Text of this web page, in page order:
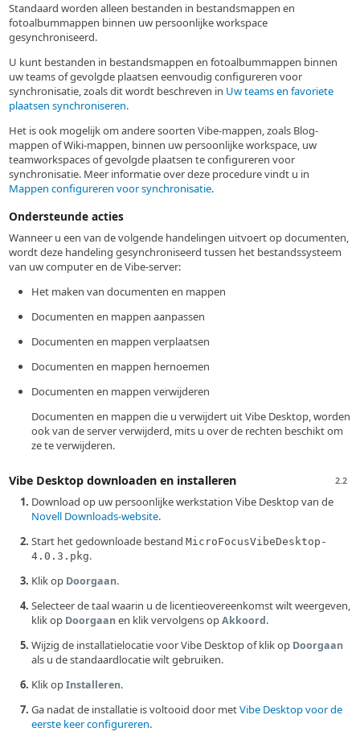
Standaard worden alleen bestanden in bestandsmappen en
fotoalbummappen binnen uw persoonlijke workspace
gesynchroniseerd.
U kunt bestanden in bestandsmappen en fotoalbummappen binnen
uw teams of gevolgde plaatsen eenvoudig configureren voor
synchronisatie, zoals dit wordt beschreven in Uw teams en favoriete
plaatsen synchroniseren.
Het is ook mogelijk om andere soorten Vibe-mappen, zoals Blog-
mappen of Wiki-mappen, binnen uw persoonlijke workspace, uw
teamworkspaces of gevolgde plaatsen te configureren voor
synchronisatie. Meer informatie over deze procedure vindt u in
Mappen configureren voor synchronisatie.
Ondersteunde acties
Wanneer u een van de volgende handelingen uitvoert op documenten,
wordt deze handeling gesynchroniseerd tussen het bestandssysteem
van uw computer en de Vibe-server:
Het maken van documenten en mappen
Documenten en mappen aanpassen
Documenten en mappen verplaatsen
Documenten en mappen hernoemen
Documenten en mappen verwijderen
Documenten en mappen die u verwijdert uit Vibe Desktop, worden
ook van de server verwijderd, mits u over de rechten beschikt om
ze te verwijderen.
2.2
Vibe Desktop downloaden en installeren
Download op uw persoonlijke werkstation Vibe Desktop van de
Novell Downloads-website.
Start het gedownloade bestandMicroFocusVibeDesktop-
4.0.3.pkg.
Klik op Doorgaan.
Selecteer de taal waarin u de licentieovereenkomst wilt weergeven,
klik op Doorgaanen klik vervolgens opAkkoord.
Wijzig de installatielocatie voor Vibe Desktop of klik op Doorgaan
als u de standaardlocatie wilt gebruiken.
Klik opInstalleren.
Ga nadat de installatie is voltooid door metVibe Desktop voor de
eerste keer configureren.